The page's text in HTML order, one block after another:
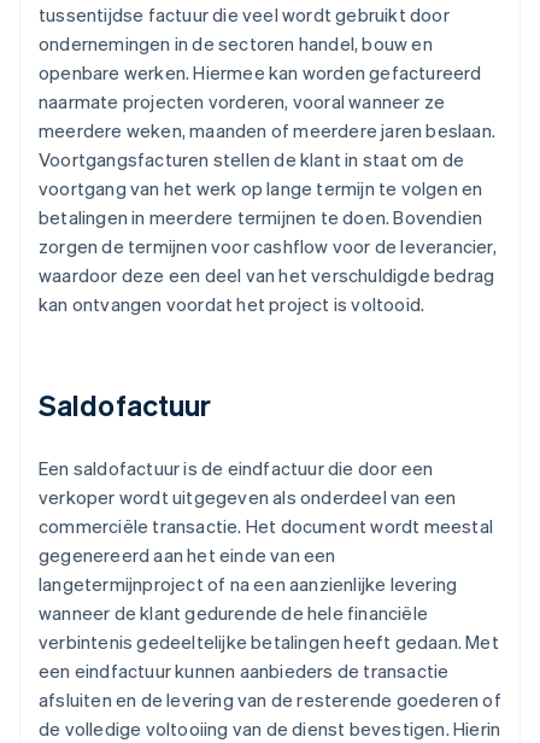
tussentijdse factuur die veel wordt gebruikt door
ondernemingen in de sectoren handel, bouw en
openbare werken. Hiermee kan worden gefactureerd
naarmate projecten vorderen, vooral wanneer ze
meerdere weken, maanden of meerdere jaren beslaan.
Voortgangsfacturen stellen de klant in staat om de
voortgang van het werk op lange termijn te volgen en
betalingen in meerdere termijnen te doen. Bovendien
zorgen de termijnen voor cashflow voor de leverancier,
waardoor deze een deel van het verschuldigde bedrag
kan ontvangen voordat het project is voltooid.
Saldofactuur
Een saldofactuur is de eindfactuur die door een
verkoper wordt uitgegeven als onderdeel van een
commerciële transactie. Het document wordt meestal
gegenereerd aan het einde van een
langetermijnproject of na een aanzienlijke levering
wanneer de klant gedurende de hele financiële
verbintenis gedeeltelijke betalingen heeft gedaan. Met
een eindfactuur kunnen aanbieders de transactie
afsluiten en de levering van de resterende goederen of
de volledige voltooiing van de dienst bevestigen. Hierin